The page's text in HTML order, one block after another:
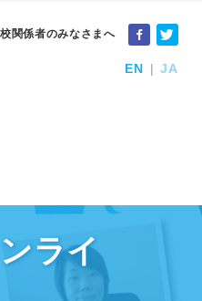
関係者のみなさまへ
EN JA
ライ